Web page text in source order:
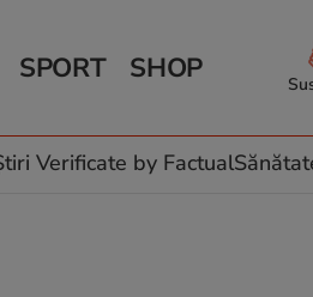
SPORT SHOP
Verificate by Factual